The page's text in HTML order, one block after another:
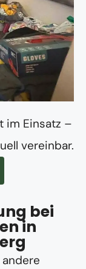
im Einsatz –
vereinbar.
bei
in